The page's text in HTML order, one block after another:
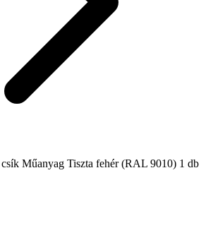
Műanyag Tiszta fehér (RAL 9010) 1 db